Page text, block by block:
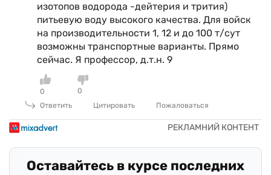
изотопов водорода -дейтерия и трития)
питьевую воду высокого качества. Для войск
на производительности 1, 12 и до 100 т/сут
возможны транспортные варианты. Прямо
сейчас. Я профессор, д.т.н. 9
0
0
Ответить
Цитировать Пожаловаться
Оставайтесь в курсе последних